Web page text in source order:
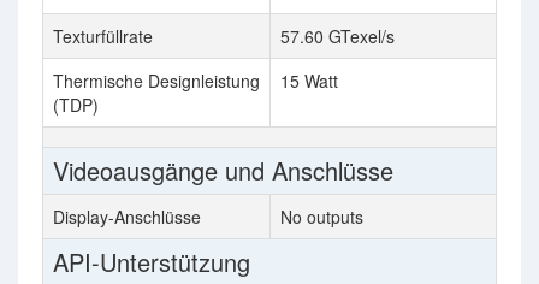
Texturfüllrate
57.60 GTexel/s
Thermische Designleistung
(TDP)
15 Watt
Videoausgänge und Anschlüsse
Display-Anschlüsse No outputs
API-Unterstützung